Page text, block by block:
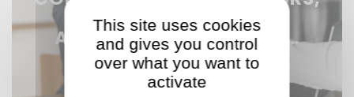
RESPONSABLES
AGENCES, ASSISTANTES…
Voir nos offres
This site uses cookies
and gives you control
over what you want to
activate